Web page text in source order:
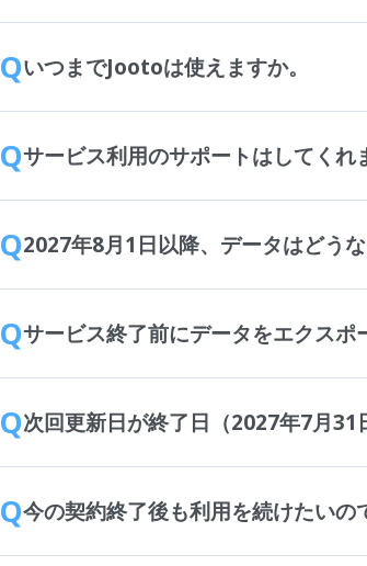
QいつまでJootoは使えますか。
Qサービス利用のサポートはしてくれ
Q2027年8月1日以降、データはどうな
Qサービス終了前にデータをエクスポ
Q次回更新日が終了日（2027年7月31
Q今の契約終了後も利用を続けたいの